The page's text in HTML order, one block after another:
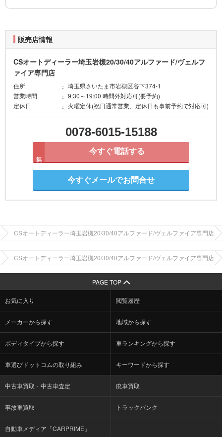
販売店情報
CSオートディーラー埼玉岩槻20/30/40アルファード/ヴェルフ
ァイア専門店
住所
埼玉県さいたま市岩槻区谷下374-1
営業時間
9:30～19:00 時間外対応可(要予約)
定休日
火曜定休(祝日通常営業、定休日も事前予約で対応可)
0078-6015-15188
今すぐ電話する
今すぐメールでお問合せ
CSオートディーラー埼玉岩槻20/30/40アルファード/ヴェルファイア専門店
CSオートディーラー埼玉岩槻20/30/40アルファード/ヴェルファイア専門店
PAGE TOP
お気に入り 閲覧履歴
メーカーから探す 地域から探す
ボディタイプから探す 車ランキングから探す
車選びドットコムの取り組み キーワードから探す
中古車買取・中古車査定 廃車買取
事故車買取 トラックバンク
自動車メディア「CARPRIME」